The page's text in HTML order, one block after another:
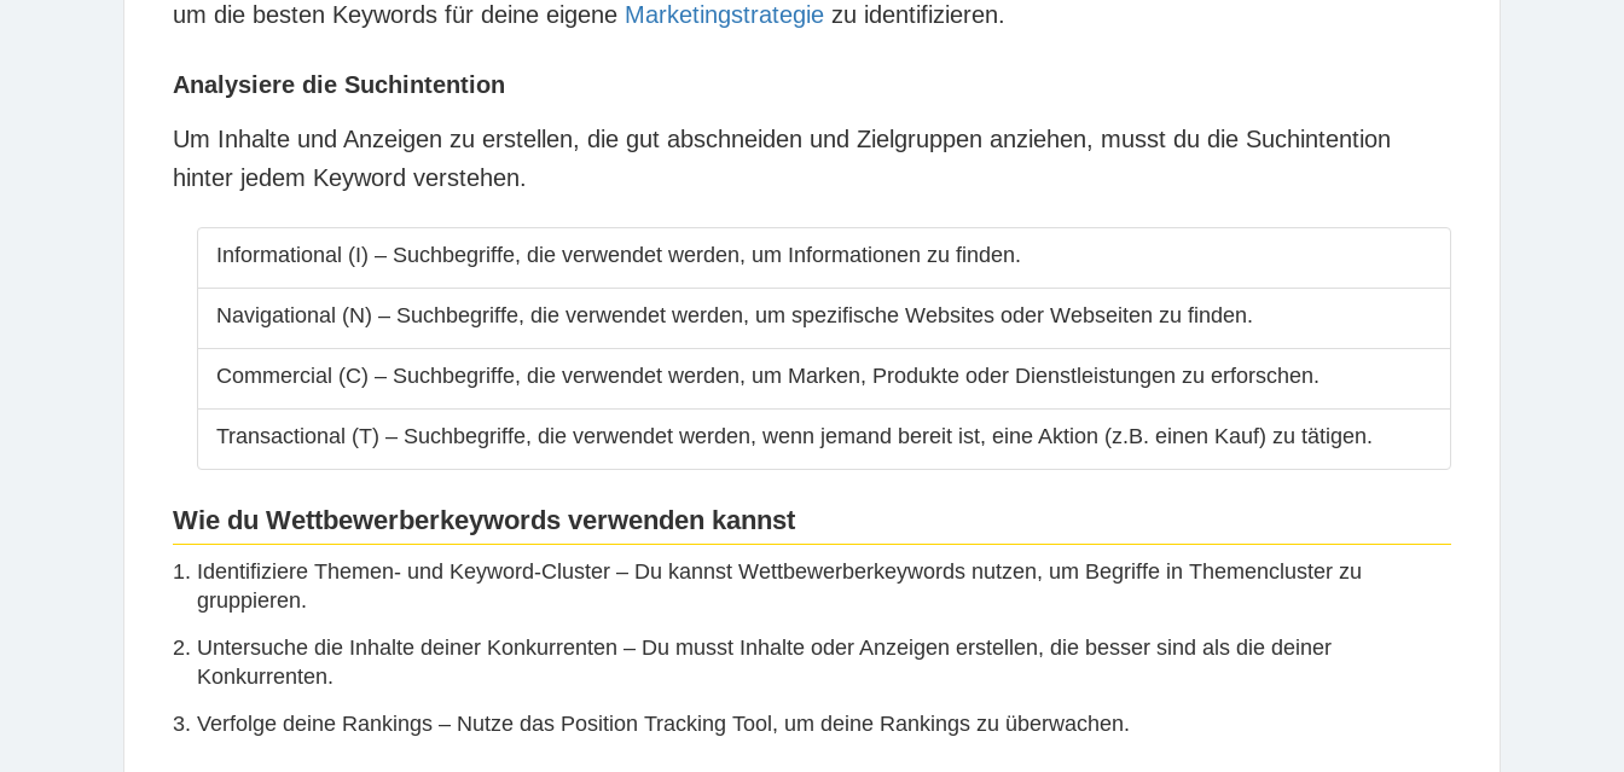
um die besten Keywords für deine eigene Marketingstrategie zu identifizieren.
Analysiere die Suchintention
Um Inhalte und Anzeigen zu erstellen, die gut abschneiden und Zielgruppen anziehen, musst du die Suchintention
hinter jedem Keyword verstehen.
Informational (I) – Suchbegriffe, die verwendet werden, um Informationen zu finden.
Navigational (N) – Suchbegriffe, die verwendet werden, um spezifische Websites oder Webseiten zu finden.
Commercial (C) – Suchbegriffe, die verwendet werden, um Marken, Produkte oder Dienstleistungen zu erforschen.
Transactional (T) – Suchbegriffe, die verwendet werden, wenn jemand bereit ist, eine Aktion (z.B. einen Kauf) zu tätigen.
Wie du Wettbewerberkeywords verwenden kannst
Identifiziere Themen- und Keyword-Cluster – Du kannst Wettbewerberkeywords nutzen, um Begriffe in Themencluster zu
gruppieren.
Untersuche die Inhalte deiner Konkurrenten – Du musst Inhalte oder Anzeigen erstellen, die besser sind als die deiner
Konkurrenten.
Verfolge deine Rankings – Nutze das Position Tracking Tool, um deine Rankings zu überwachen.